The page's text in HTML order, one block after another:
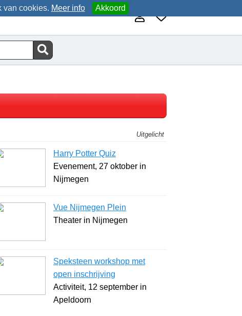
van cookies. Meer info Akkoord
Uitgelicht
Harry Potter Quiz
Evenement, 27 oktober in
Nijmegen
Vue Nijmegen Plein
Theater in Nijmegen
Speksteen workshop met
open inschrijving
Activiteit, 12 september in
Apeldoorn